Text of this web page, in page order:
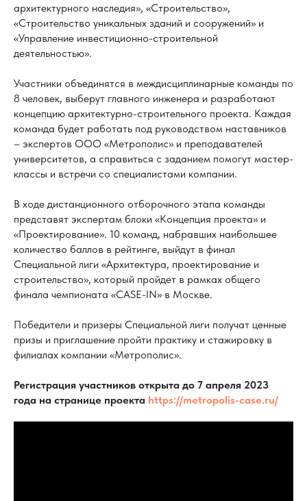
архитектурного наследия», «Строительство»,
«Строительство уникальных зданий и сооружений» и
«Управление инвестиционно-строительной
деятельностью».
Участники объединятся в междисциплинарные команды по
8 человек, выберут главного инженера и разработают
концепцию архитектурно-строительного проекта. Каждая
команда будет работать под руководством наставников
– экспертов ООО «Метрополис» и преподавателей
университетов, а справиться с заданием помогут мастер-
классы и встречи со специалистами компании.
В ходе дистанционного отборочного этапа команды
представят экспертам блоки «Концепция проекта» и
«Проектирование». 10 команд, набравших наибольшее
количество баллов в рейтинге, выйдут в финал
Специальной лиги «Архитектура, проектирование и
строительство», который пройдет в рамках общего
финала чемпионата «CASE-IN» в Москве.
Победители и призеры Специальной лиги получат ценные
призы и приглашение пройти практику и стажировку в
филиалах компании «Метрополис».
Регистрация участников открыта до 7 апреля 2023
года на странице проекта https://metropolis-case.ru/